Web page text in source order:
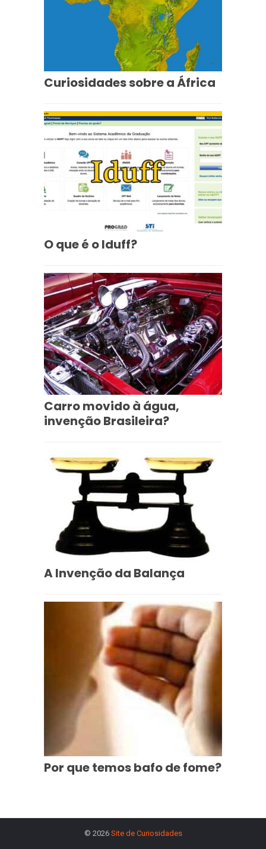
Curiosidades sobre a África
O que é o Iduff?
Carro movido à água,
invenção Brasileira?
A Invenção da Balança
Por que temos bafo de fome?
© 2026 Site de Curiosidades